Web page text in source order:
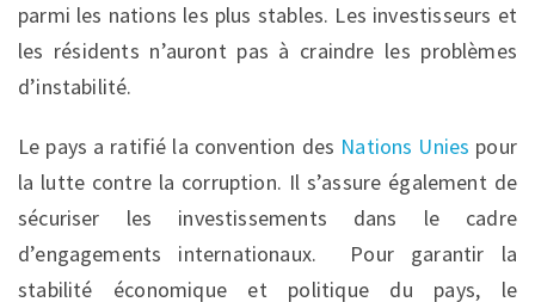
parmi les nations les plus stables. Les investisseurs et
les résidents n’auront pas à craindre les problèmes
d’instabilité.
Le pays a ratifié la convention des Nations Unies pour
la lutte contre la corruption. Il s’assure également de
sécuriser les investissements dans le cadre
d’engagements internationaux. Pour garantir la
stabilité économique et politique du pays, le